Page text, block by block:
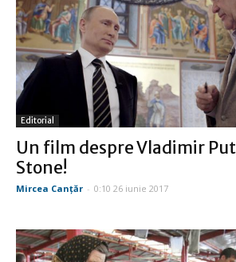
Editorial
Un film despre Vladimir
Stone!
Mircea Canţăr - 0:10 26 iunie 2017